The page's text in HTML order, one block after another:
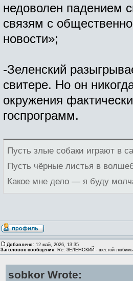
недоволен падением
связям с
новости»;
-Зеленский
свитере. Но он
окружения
госпрограмм.
Пусть злые собаки играют в
Пусть чёрные листья в
Какое мне дело — я буду
Добавлено: 12 май, 2026, 13:35
Заголовок сообщения: Re: ЗЕЛЕНСКИЙ - шестой
sobkor Wrote: